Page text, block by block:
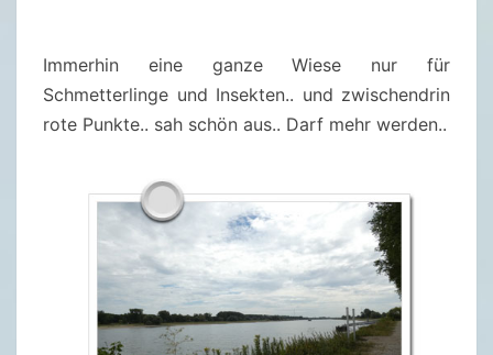
Immerhin eine ganze Wiese nur für
Schmetterlinge und Insekten.. und zwischendrin
rote Punkte.. sah schön aus.. Darf mehr werden..